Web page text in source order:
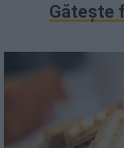
Gătește